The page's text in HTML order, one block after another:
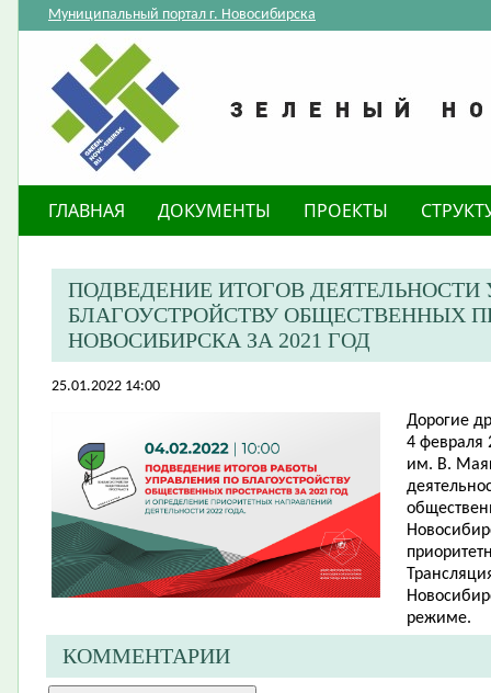
Муниципальный портал г. Новосибирска
ГЛАВНАЯ ДОКУМЕНТЫ ПРОЕКТЫ
ПОДВЕДЕНИЕ ИТОГОВ ДЕЯТЕЛЬНОСТИ
БЛАГОУСТРОЙСТВУ ОБЩЕСТВЕННЫХ
НОВОСИБИРСКА ЗА 2021 ГОД
25.01.2022 14:00
Дорогие
4 февраля
им. В.
режиме.
КОММЕНТАРИИ